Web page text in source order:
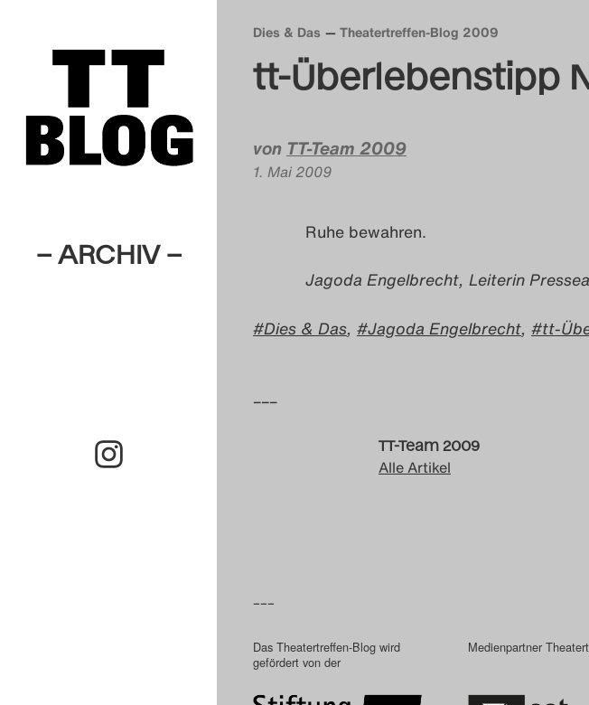
– ARCHIV –
Dies & Das Theatertreffen-Blog 2009
tt-Überlebenstipp
von TT-Team 2009
1. Mai 2009
Ruhe bewahren.
Jagoda Engelbrecht, Leiterin
Dies & Das, Jagoda Engelbrecht, tt-
–––
TT-Team 2009
Alle Artikel
–––
Das Theatertreffen-Blog wird
gefördert von der
Medienpartner